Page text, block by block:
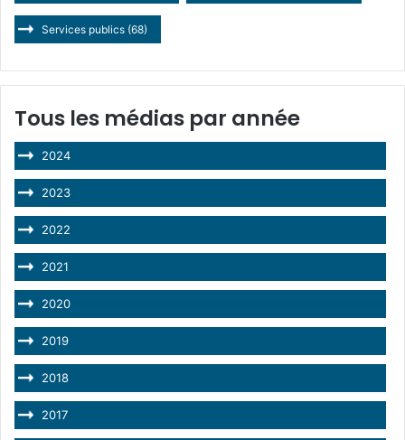
Services publics (68)
Tous les médias par année
2024
2023
2022
2021
2020
2019
2018
2017